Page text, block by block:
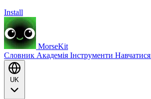
Install
MorseKit
Словник Академія Інструменти Навчатися